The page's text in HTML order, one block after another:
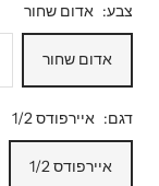
צבע: אדום שחור
אדום שחור
דגם: איירפודס 1/2
איירפודס 1/2